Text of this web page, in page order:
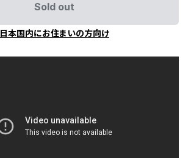
Sold out
日本国内にお住まいの方向け